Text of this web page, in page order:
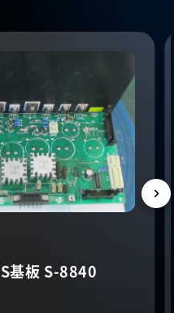
基板 S-8840